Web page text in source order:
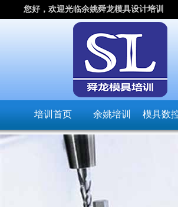
您好，欢迎光临余姚舜龙模具设计培训
培训首页 余姚培训 模具数